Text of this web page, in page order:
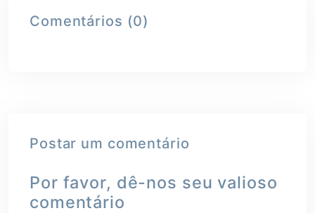
Comentários (0)
Postar um comentário
Por favor, dê-nos seu valioso
comentário